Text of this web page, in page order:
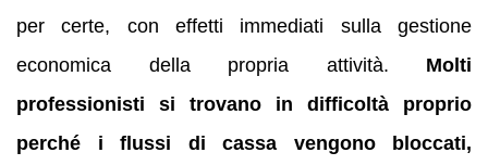
per certe, con effetti immediati sulla gestione
economica della propria attività. Molti
professionisti si trovano in difficoltà proprio
perché i flussi di cassa vengono bloccati,